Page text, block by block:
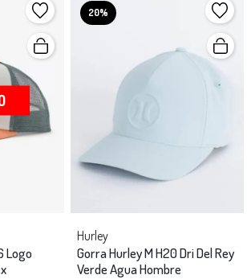
Logo
20%
Hurley
Gorra Hurley M H20 Dri Del Rey
Verde Agua Hombre